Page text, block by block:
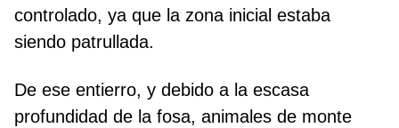
controlado, ya que la zona inicial estaba
siendo patrullada.
De ese entierro, y debido a la escasa
profundidad de la fosa, animales de monte